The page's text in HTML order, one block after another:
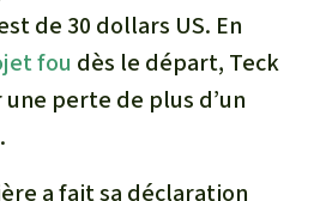
de 30 dollars US. En
fou dès le départ, Teck
une perte de plus d’un
a fait sa déclaration